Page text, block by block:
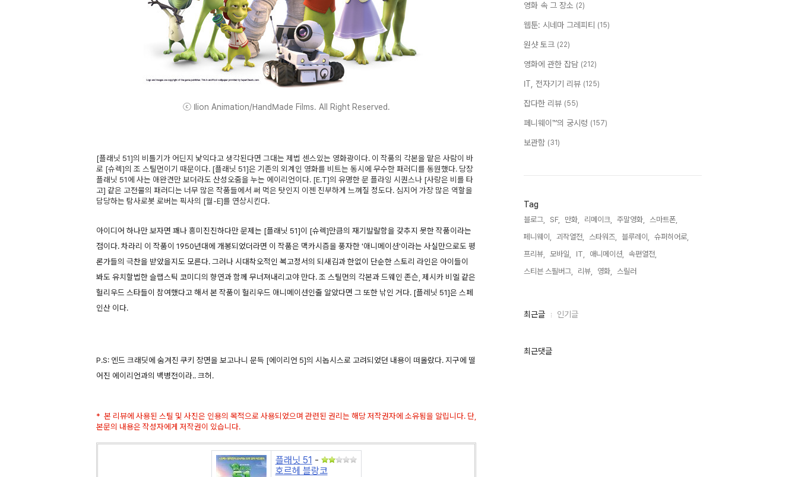
ⓒ Ilion Animation/HandMade Films. All Right Reserved.
[플래닛 51]의 비틀기가 어딘지 낯익다고 생각된다면 그대는 제법 센스있는 영화광이다. 이 작품의 각본을 맡은 사람이 바
로 [슈렉]의 조 스틸먼이기 때문이다. [플래닛 51]은 기존의 외계인 영화를 비트는 동시에 무수한 패러디를 동원했다. 당장
플래닛 51에 사는 애완견만 보더라도 산성오줌을 누는 에이리언이다. [E.T]의 유명한 문 플라잉 시퀀스나 [사랑은 비를 타
고] 같은 고전물의 패러디는 너무 많은 작품들에서 써 먹은 탓인지 이젠 진부하게 느껴질 정도다. 심지어 가장 많은 역할을
담당하는 탐사로봇 로버는 픽사의 [월-E]를 연상시킨다.
아이디어 하나만 보자면 꽤나 흥미진진하다만 문제는 [플래닛 51]이 [슈렉]만큼의 재기발랄함을 갖추지 못한 작품이라는
점이다. 차라리 이 작품이 1950년대에 개봉되었더라면 이 작품은 맥카시즘을 풍자한 '애니메이션'이라는 사실만으로도 평
론가들의 극찬을 받았을지도 모른다. 그러나 시대착오적인 복고정서의 되새김과 한없이 단순한 스토리 라인은 아이들이
봐도 유치할법한 슬랩스틱 코미디의 향연과 함께 무너져내리고야 만다. 조 스틸먼의 각본과 드웨인 존슨, 제시카 비엘 같은
헐리우드 스타들이 참여했다고 해서 본 작품이 헐리우드 애니메이션인줄 알았다면 그 또한 낚인 거다. [플레닛 51]은 스페
인산 이다.
P.S: 엔드 크래딧에 숨겨진 쿠키 장면을 보고나니 문득 [에이리언 5]의 시놉시스로 고려되었던 내용이 떠올랐다. 지구에 떨
어진 에이리언과의 백병전이라.. 크허.
* 본 리뷰에 사용된 스틸 및 사진은 인용의 목적으로 사용되었으며 관련된 권리는 해당 저작권자에 소유됨을 알립니다. 단,
본문의 내용은 작성자에게 저작권이 있습니다.
플래닛 51 -
호르헤 블랑코
영화 속 그 장소 (2)
웹툰: 시네마 그레피티 (15)
원샷 토크 (22)
영화에 관한 잡담 (212)
IT, 전자기기 리뷰 (125)
잡다한 리뷰 (55)
페니웨이™의 궁시렁 (157)
보관함 (31)
Tag
블로그, SF, 만화, 리메이크, 주말영화,
스마트폰,
페니웨이,
괴작열전, 스타워즈, 블루레이,
슈퍼히어로,
프리뷰,
모바일, IT, 애니메이션,
속편열전,
스티븐 스필버그,
리뷰, 영화, 스릴러,
최
인
최근글 인기글
최근댓글